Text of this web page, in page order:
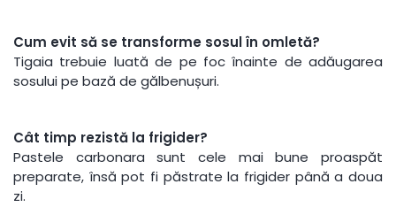
Cum evit să se transforme sosul în omletă?
Tigaia trebuie luată de pe foc înainte de adăugarea
sosului pe bază de gălbenușuri.
Cât timp rezistă la frigider?
Pastele carbonara sunt cele mai bune proaspăt
preparate, însă pot fi păstrate la frigider până a doua
zi.